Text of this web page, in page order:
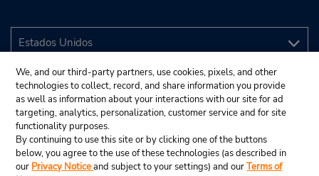
We, and our third-party partners, use cookies, pixels, and other
technologies to collect, record, and share information you provide
as well as information about your interactions with our site for ad
targeting, analytics, personalization, customer service and for site
functionality purposes.
By continuing to use this site or by clicking one of the buttons
below, you agree to the use of these technologies (as described in
our Privacy Noticeand subject to your settings) and ourTerms of